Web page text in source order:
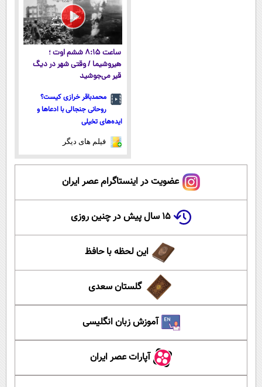
ساعت ۸:۱۵ ششم اوت ؛
هیروشیما / وقتی شهر در دیگ
قیر می‌جوشید
محمدباقر خرازی کیست؟
روحانی جنجالی با ادعاها و
ایده‌های تخیلی
فیلم های دیگر
عضویت در اینستاگرام عصر ایران
۱۵ سال پیش در چنین روزی
این لحظه با حافظ
گلستان سعدی
آموزش زبان انگلیسی
آپارات عصر ایران